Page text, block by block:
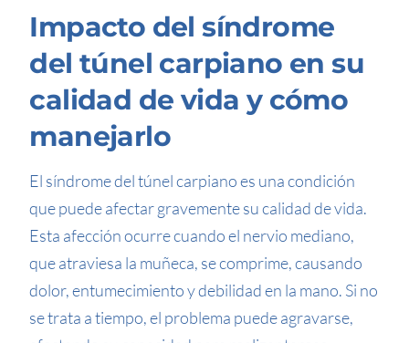
Impacto del síndrome
del túnel carpiano en su
calidad de vida y cómo
manejarlo
El síndrome del túnel carpiano es una condición
que puede afectar gravemente su calidad de vida.
Esta afección ocurre cuando el nervio mediano,
que atraviesa la muñeca, se comprime, causando
dolor, entumecimiento y debilidad en la mano. Si no
se trata a tiempo, el problema puede agravarse,